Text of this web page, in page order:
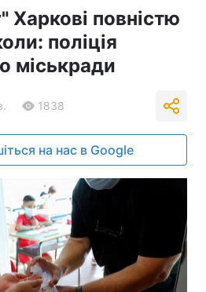
Харкові повністю
поліція
міськради
1838
на нас в Google